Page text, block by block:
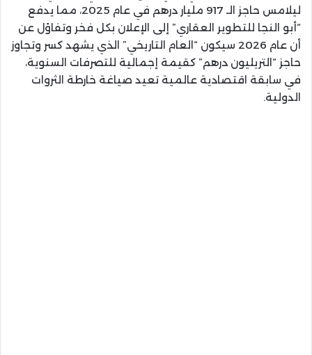
ليلامس حاجز الـ 917 مليار درهم في عام 2025، مما يدفع
“أبو النجا للتطوير العقاري” إلى الإعلان بكل فخر وتفاؤل عن
أن عام 2026 سيكون “العام التاريخي” الذي يشهد كسر وتجاوز
حاجز “التريليون درهم” كقيمة إجمالية للتصرفات السنوية،
في سابقة اقتصادية عالمية تعيد صياغة خارطة الثروات
الدولية.